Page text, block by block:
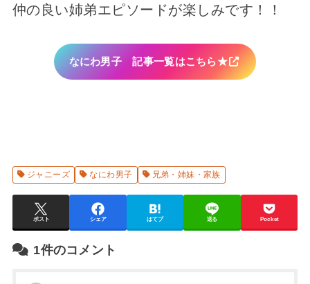
仲の良い姉弟エピソードが楽しみです！！
なにわ男子 記事一覧はこちら★
ジャニーズ なにわ男子 兄弟・姉妹・家族
ポスト シェア はてブ 送る Pocket
1件のコメント